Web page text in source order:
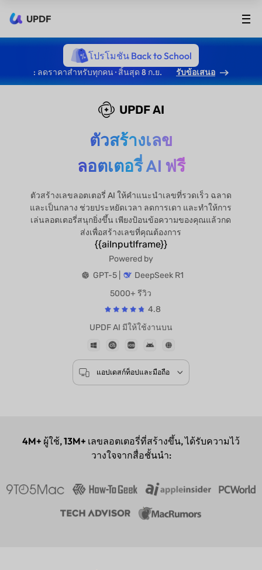
UPDF
โปรโมชัน Back to School
: ลดราคาสำหรับทุกคน · สิ้นสุด 8 ก.ย. รับข้อเสนอ
UPDF AI
ตัวสร้างเลข
ลอตเตอรี่ AI ฟรี
ตัวสร้างเลขลอตเตอรี่ AI ให้คำแนะนำเลขที่รวดเร็ว ฉลาด
และเป็นกลาง ช่วยประหยัดเวลา ลดการเดา และทำให้การ
เล่นลอตเตอรี่สนุกยิ่งขึ้น เพียงป้อนข้อความของคุณแล้วกด
ส่งเพื่อสร้างเลขที่คุณต้องการ
{{aiInputIframe}}
Powered by
GPT-5 |
DeepSeek R1
5000+ รีวิว
4.8
UPDF AI มีให้ใช้งานบน
4M+ ผู้ใช้,13M+ เลขลอตเตอรี่ที่สร้างขึ้น, ได้รับความไว้
วางใจจากสื่อชั้นนำ: